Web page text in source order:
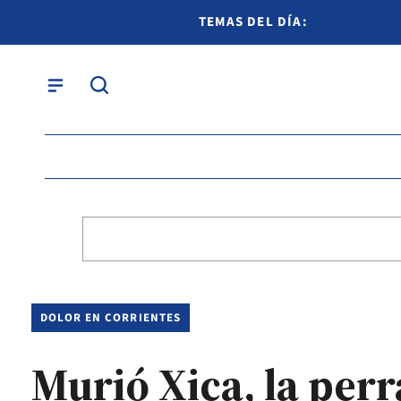
TEMAS DEL DÍA:
DOLOR EN CORRIENTES
Murió Xica, la